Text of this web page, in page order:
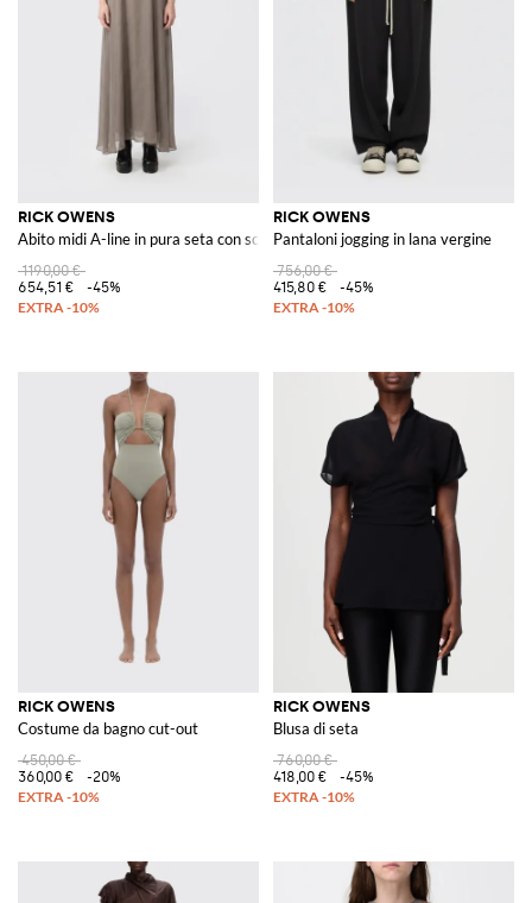
Il sito GIGLIO.COM è orgoglioso di presentare la collezione di Rick
Owens, invitandovi a esplorare le proposte disponibili nel nostro store
online. Scoprite come ciascun articolo possa trasformare un semplice
outfit in una dichiarazione di stile audace e riconoscibile.
RICK OWENS
RICK OWENS
Abito midi A-line in pura seta con scollatura all'americana
1190,00 €
654,51 €
-45%
RICK OWENS
Pantaloni jogging in lana vergine
756,00 €
415,80 €
-45%
RICK OWENS
Costume da bagno cut-out
450,00 €
360,00 €
-20%
RICK OWENS
Blusa di seta
760,00 €
418,00 €
-45%